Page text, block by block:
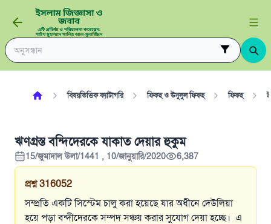
বিষয়ভিত্তিক ক্যাটাগরি ফিকহ ও উসুলুল ফিকহ ফিকহ
ঋণগ্রস্ত বন্দিদেরকে যাকাত দেয়ার হুকুম
15/জুমাদাল উলা/1441 , 10/জানুয়ারি/2020 6,387
প্রশ্ন 316052
সম্প্রতি একটি সিস্টেম চালু করা হয়েছে যার অধীনে দেউলিয়া
হয়ে পড়া বন্দীদেরকে সম্পদ সঞ্চয় করার সুযোগ দেয়া হচ্ছে। এ